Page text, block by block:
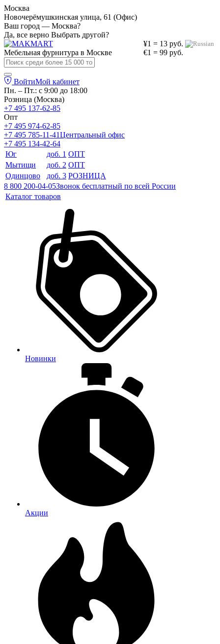
Москва
Новочерёмушкинская улица, 61 (Офис)
Ваш город — Москва?
Да, все верно Выбрать другой?
¥1 = 13 руб.
€1 = 99 руб.
Мебельная фурнитура в Москве
ВойтиМой кабинет
Пн. – Пт.: с 9:00 до 18:00
Розница (Москва)
+7 495 137-62-85
Опт
+7 495 974-62-85
+7 495 785-11-41Центральный офис
+7 495 134-42-64
Юг
доб. 1 ОПТ
Мытищи
доб. 2 ОПТ
Одинцово
доб. 3 РОЗНИЦА
8 800 200-04-05Звонок бесплатный по всей России
Каталог товаров
Новинки
Акции